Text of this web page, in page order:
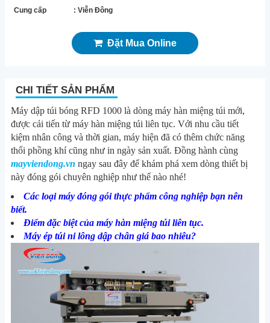
Cung cấp
: Viễn Đông
Đặt Mua Online
CHI TIẾT SẢN PHẨM
Máy dập túi bóng RFD 1000 là dòng máy hàn miệng túi mới,
được cải tiến từ máy hàn miệng túi liên tục. Với nhu cầu tiết
kiệm nhân công và thời gian, máy hiện đã có thêm chức năng
thổi phồng khí cũng như in ngày sản xuất. Đồng hành cùng
mayviendong.vn ngay sau đây để khám phá xem dòng thiết bị
này đóng gói chuyên nghiệp như thế nào nhé!
Các loại máy đóng gói thực phẩm công nghiệp bạn nên
biết.
Điểm đặc biệt của máy hàn miệng túi liên tục.
Máy ép túi ni lông dập chân giá bao nhiêu?